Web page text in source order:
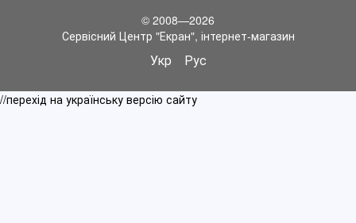
© 2008—2026
Сервісний Центр "Екран", інтернет-магазин
Укр Рус
//перехід на українську версію сайту